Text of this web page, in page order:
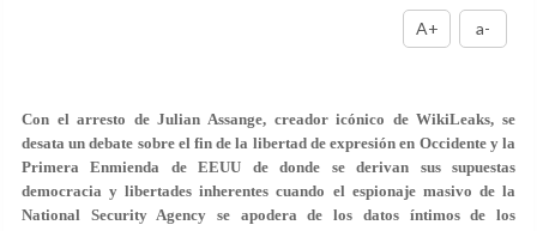
A+ a-
Con el arresto de Julian Assange, creador icónico de WikiLeaks, se
desata un debate sobre el fin de la libertad de expresión en Occidente y la
Primera Enmienda de EEUU de donde se derivan sus supuestas
democracia y libertades inherentes cuando el espionaje masivo de la
National Security Agency se apodera de los datos íntimos de los